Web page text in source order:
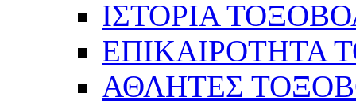
ΙΣΤΟΡΙΑ
ΕΠΙΚΑΙΡΟΤΗΤΑ
ΑΘΛΗΤΕΣ